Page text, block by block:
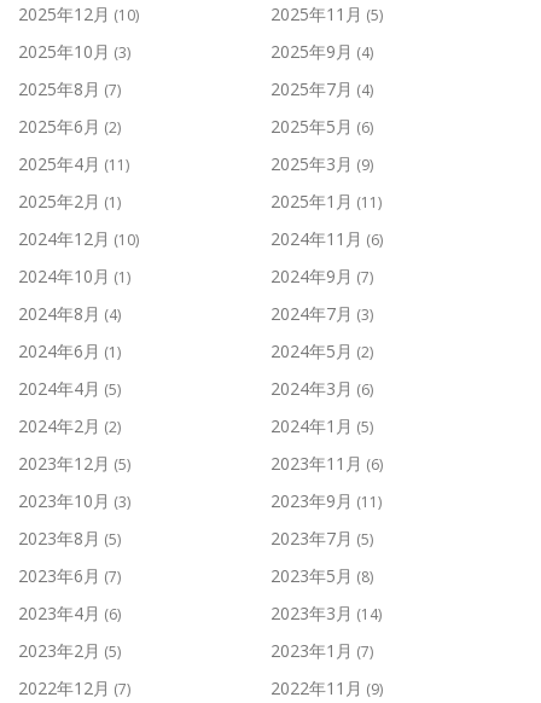
2025年12月 (10) 2025年11月 (5)
2025年10月 (3) 2025年9月 (4)
2025年8月 (7) 2025年7月 (4)
2025年6月 (2) 2025年5月 (6)
2025年4月 (11) 2025年3月 (9)
2025年2月 (1) 2025年1月 (11)
2024年12月 (10) 2024年11月 (6)
2024年10月 (1) 2024年9月 (7)
2024年8月 (4) 2024年7月 (3)
2024年6月 (1) 2024年5月 (2)
2024年4月 (5) 2024年3月 (6)
2024年2月 (2) 2024年1月 (5)
2023年12月 (5) 2023年11月 (6)
2023年10月 (3) 2023年9月 (11)
2023年8月 (5) 2023年7月 (5)
2023年6月 (7) 2023年5月 (8)
2023年4月 (6) 2023年3月 (14)
2023年2月 (5) 2023年1月 (7)
2022年12月 (7) 2022年11月 (9)